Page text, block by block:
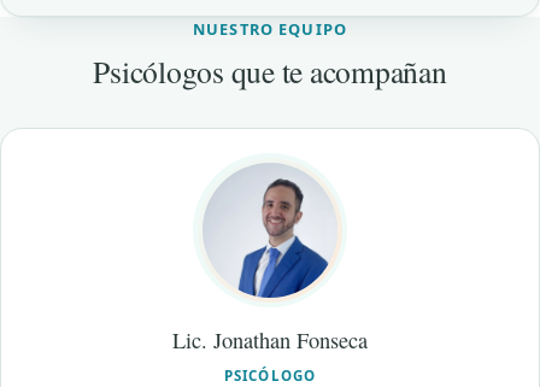
NUESTRO EQUIPO
Psicólogos que te acompañan
Lic. Jonathan Fonseca
PSICÓLOGO